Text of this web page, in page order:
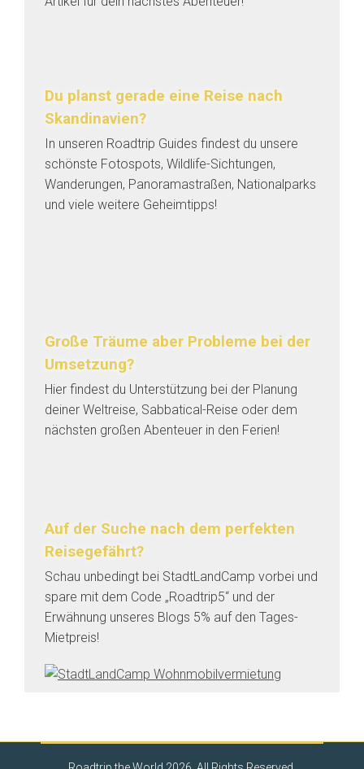
Du planst gerade eine Reise nach
Skandinavien?
In unseren Roadtrip Guides findest du unsere
schönste Fotospots, Wildlife-Sichtungen,
Wanderungen, Panoramastraßen, Nationalparks
und viele weitere Geheimtipps!
Große Träume aber Probleme bei der
Umsetzung?
Hier findest du Unterstützung bei der Planung
deiner Weltreise, Sabbatical-Reise oder dem
nächsten großen Abenteuer in den Ferien!
Auf der Suche nach dem perfekten
Reisegefährt?
Schau unbedingt bei StadtLandCamp vorbei und
spare mit dem Code „Roadtrip5“ und der
Erwähnung unseres Blogs 5% auf den Tages-
Mietpreis!